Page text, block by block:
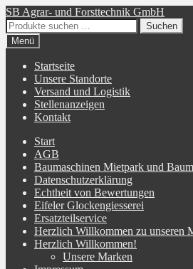
Zur
Navigation
springen
Zum
Inhalt
springen
SB Agrar- und Forsttechnik GmbH
Suchen
nach:
Suchen
Menü
Startseite
Unsere Standorte
Versand und Logistik
Stellenanzeigen
Kontakt
Start
AGB
Baumaschinen Mietpark und
Datenschutzerklärung
Echtheit von Bewertungen
Eifeler Glockengiesserei
Ersatzteilservice
Herzlich Willkommen zu unseren
Herzlich Willkommen!
Unsere Marken